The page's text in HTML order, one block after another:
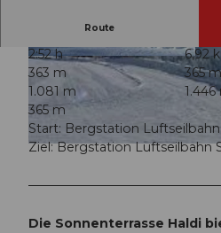
© Haldi-Uri, haldi-uri.ch |CC-BY
© Haldi-Uri, Verein Urner Wanderwege |
CC-BY
©
Route
2:52 h
6,92
363 m
365 m
1.081 m
1.446
365 m
Start: Bergstation
Ziel: Bergstation Luftseilbahn
Die Sonnenterrasse Haldi